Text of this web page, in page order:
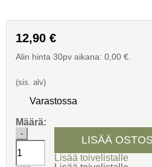
12,90 €
Alin hinta 30pv aikana: 0,00 €.
(sis. alv)
Varastossa
Määrä:
Landmann
Piezon
kärki
-
LISÄÄ
Lisää toivelistalle